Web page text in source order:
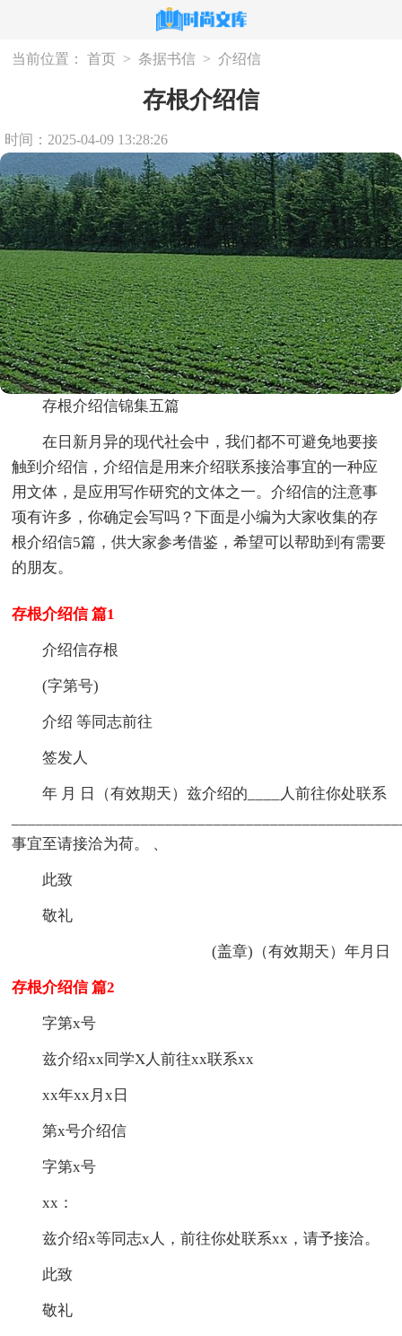
当前位置： 首页 > 条据书信 > 介绍信
存根介绍信
时间：2025-04-09 13:28:26
存根介绍信锦集五篇
在日新月异的现代社会中，我们都不可避免地要接
触到介绍信，介绍信是用来介绍联系接洽事宜的一种应
用文体，是应用写作研究的文体之一。介绍信的注意事
项有许多，你确定会写吗？下面是小编为大家收集的存
根介绍信5篇，供大家参考借鉴，希望可以帮助到有需要
的朋友。
存根介绍信 篇1
介绍信存根
(字第号)
介绍 等同志前往
签发人
年 月 日（有效期天）兹介绍的____人前往你处联系
事宜至请接洽为荷。 、
此致
敬礼
(盖章)（有效期天）年月日
存根介绍信 篇2
字第x号
兹介绍xx同学X人前往xx联系xx
xx年xx月x日
第x号介绍信
字第x号
xx：
兹介绍x等同志x人，前往你处联系xx，请予接洽。
此致
敬礼